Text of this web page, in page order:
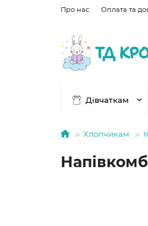
Про нас Оплата та
Дівчаткам
Хлопчикам